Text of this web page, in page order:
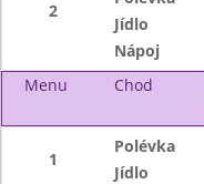
2
Jídlo
Nápoj
Menu
Chod
1
Polévka
Jídlo